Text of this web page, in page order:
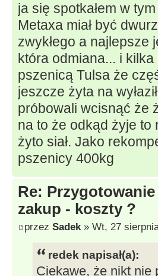
ja się spotkałem w
Metaxa miał być
zwykłego a najlepsze
która odmiana... i
pszenicą Tulsa że
jeszcze żyta na
próbowali wcisnąć że
na to że odkąd żyje to
żyto siał. Jako
pszenicy 400kg
Re:
zakup - koszty ?
przez Sadek » Wt, 27
redek napisał(a):
Ciekawe, że nikt nie